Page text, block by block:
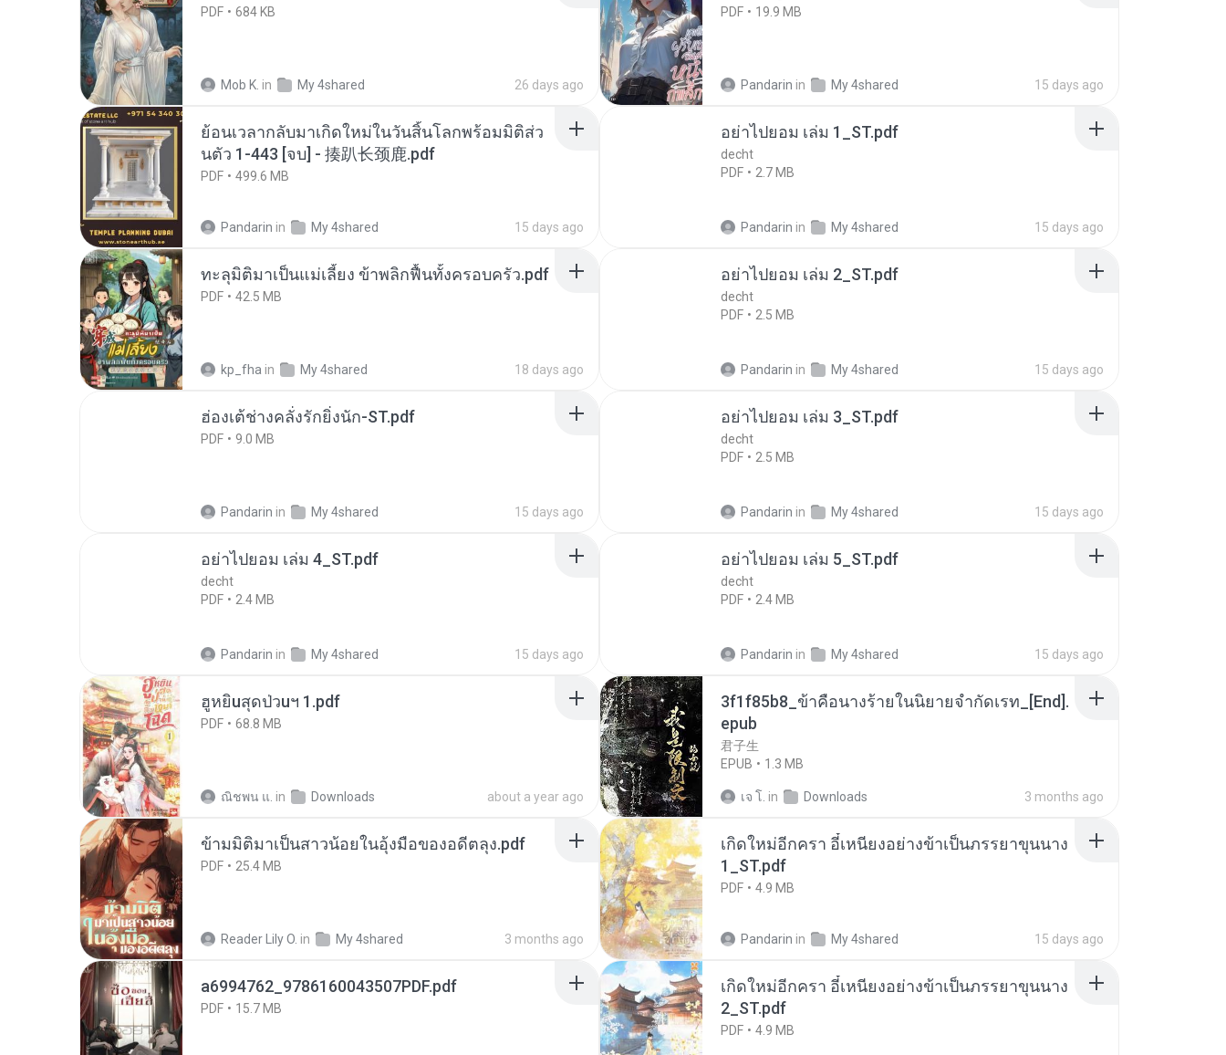
PDF 684 KB
Mob K. in My 4shared 26 days ago
PDF 19.9 MB
Pandarin in My 4shared 15 days ago
ย้อนเวลากลับมาเกิดใหม่ในวันสิ้นโลกพร้อมมิติส่ว
นตัว 1-443 [จบ] - 揍趴长颈鹿.pdf
PDF 499.6 MB
Pandarin in My 4shared 15 days ago
อย่าไปยอม เล่ม 1_ST.pdf
decht
PDF
2.7 MB
Pandarin in My 4shared 15 days ago
ทะลุมิติมาเป็นแม่เลี้ยง ข้าพลิกฟื้นทั้งครอบครัว.pdf
PDF 42.5 MB
kp_fha in My 4shared 18 days ago
อย่าไปยอม เล่ม 2_ST.pdf
decht
PDF
2.5 MB
Pandarin in My 4shared 15 days ago
ฮ่องเต้ช่างคลั่งรักยิ่งนัก-ST.pdf
PDF 9.0 MB
Pandarin in My 4shared 15 days ago
อย่าไปยอม เล่ม 3_ST.pdf
decht
PDF
2.5 MB
Pandarin in My 4shared 15 days ago
อย่าไปยอม เล่ม 4_ST.pdf
decht
PDF
2.4 MB
Pandarin in My 4shared 15 days ago
อย่าไปยอม เล่ม 5_ST.pdf
decht
PDF
2.4 MB
Pandarin in My 4shared 15 days ago
ฮูหยิuสุดป่วuฯ 1.pdf
PDF 68.8 MB
ณิชพน แ. in Downloads about a year ago
3f1f85b8_ข้าคือนางร้ายในนิยายจำกัดเรท_[End].
epub
君子生
EPUB
1.3 MB
เจ โ. in Downloads 3 months ago
ข้ามมิติมาเป็นสาวน้อยในอุ้งมือของอดีตลุง.pdf
PDF 25.4 MB
Reader Lily O. in My 4shared 3 months ago
เกิดใหม่อีกครา อี๋เหนียงอย่างข้าเป็นภรรยาขุนนาง
1_ST.pdf
PDF 4.9 MB
Pandarin in My 4shared 15 days ago
a6994762_9786160043507PDF.pdf
PDF 15.7 MB
เกิดใหม่อีกครา อี๋เหนียงอย่างข้าเป็นภรรยาขุนนาง
2_ST.pdf
PDF 4.9 MB